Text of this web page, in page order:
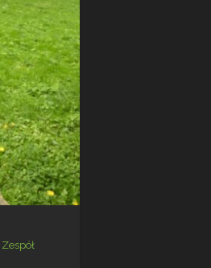
Zespół